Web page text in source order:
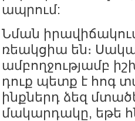
ապրում:
Նման
ռեակցիա են։
ամբողջությամբ
դուք պետք է հոգ
ինքներդ ձեզ
մակարդակը, եթե